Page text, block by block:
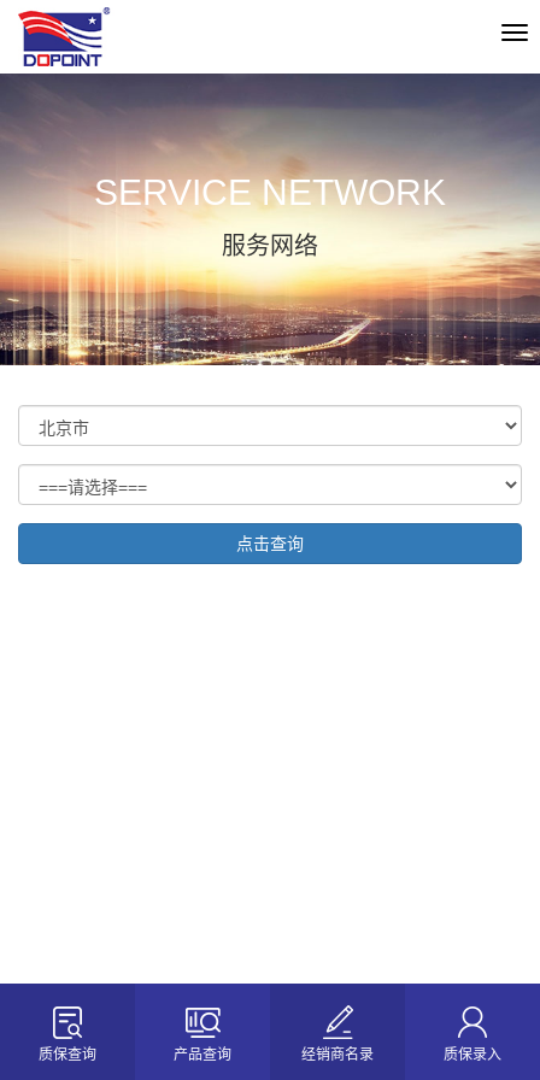
切
SERVICE NETWORK
服务网络
质保查询 产品查询 经销商名录 质保录入